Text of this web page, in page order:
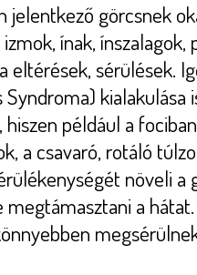
jelentkező görcsnek
ínak, ínszalagok,
eltérések, sérülések.
Syndroma) kialakulása
például a
a csavaró, rotáló
növeli a
a